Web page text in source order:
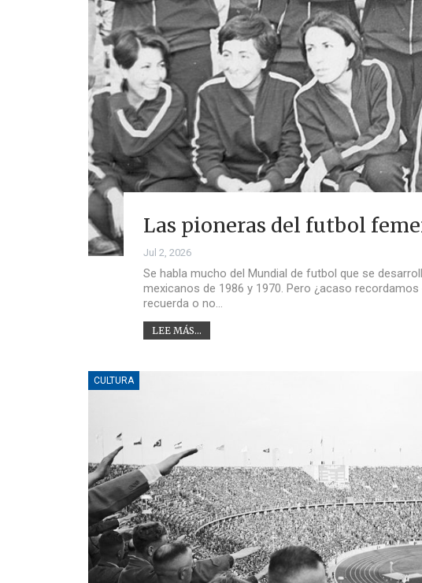
Las pioneras del futbol
Jul 2, 2026
Se habla mucho del Mundial de futbol que se
mexicanos de 1986 y 1970. Pero ¿acaso
recuerda o no…
LEE MÁS...
CULTURA